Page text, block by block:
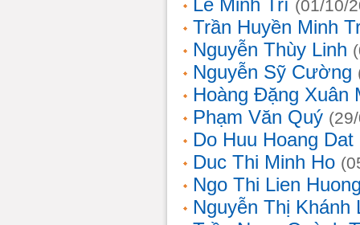
Lê Minh Trí (01/10/
Trần Huyền Minh
Nguyễn Thùy Linh
Nguyễn Sỹ Cường
Hoàng Đặng Xuân
Phạm Văn Quý
Do Huu Hoang Dat
Duc Thi Minh Ho
Ngo Thi Lien
Nguyễn Thị Khánh